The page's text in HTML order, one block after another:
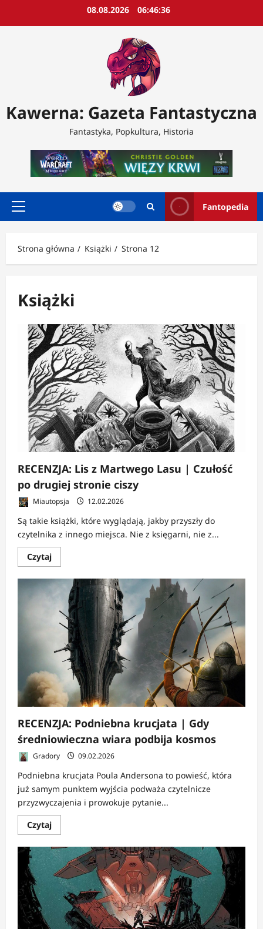
08.08.2026 06:46:39
Kawerna: Gazeta Fantastyczna
Fantastyka, Popkultura, Historia
Menu
Fantopedia
Strona główna Książki Strona 12
Książki
RECENZJA: Lis z Martwego Lasu | Czułość
po drugiej stronie ciszy
Miautopsja 12.02.2026
Są takie książki, które wyglądają, jakby przyszły do
czytelnika z innego miejsca. Nie z księgarni, nie z...
CzytajDowiedz
się
o
RECENZJA:
Martwego
Lasu
Czułość
po
drugiej
stronie
ciszy
RECENZJA: Podniebna krucjata | Gdy
średniowieczna wiara podbija kosmos
Gradory 09.02.2026
Podniebna krucjata Poula Andersona to powieść, która
już samym punktem wyjścia podważa czytelnicze
przyzwyczajenia i prowokuje pytanie...
CzytajDowiedz
się
o
RECENZJA:
Podniebna
krucjata
Gdy
średniowieczna
wiara
podbija
kosmos